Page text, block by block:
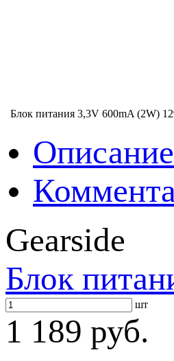
Блок питания 3,3V 600mA (2W)
Описание
Gearside
Блок
шт
1 189 руб.